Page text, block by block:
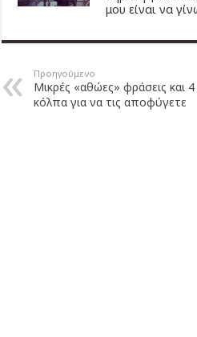
μου είναι να
Προηγούμενο
Μικρές «αθώες» φράσεις και 4
κόλπα για να τις αποφύγετε